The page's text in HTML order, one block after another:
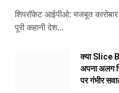
शिपरॉकेट आईपीओ: मजबूत
पूरी कहानी देश…
क्या Slice
अपना अलग
पर गंभीर